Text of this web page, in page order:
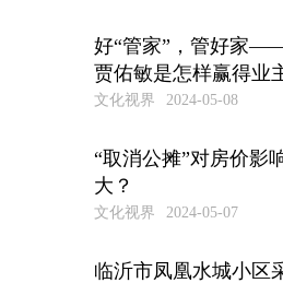
好“管家”，管好家
贾佑敏是怎样赢得业
文化视界 2024-05-08
“取消公摊”对房价影
大？
文化视界 2024-05-07
临沂市凤凰水城小区